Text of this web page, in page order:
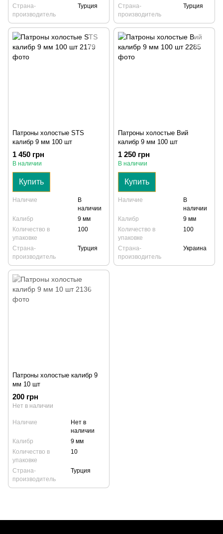
Страна-
производитель
Турция
Страна-
производитель
Турция
Патроны холостые STS
калибр 9 мм 100 шт
1 450 грн
В наличии
Купить
Наличие
В
наличии
Калибр
9 мм
Количество в
упаковке
100
Страна-
производитель
Турция
Патроны холостые Вий
калибр 9 мм 100 шт
1 250 грн
В наличии
Купить
Наличие
В
наличии
Калибр
9 мм
Количество в
упаковке
100
Страна-
производитель
Украина
Патроны холостые калибр 9
мм 10 шт
200 грн
Нет в наличии
Наличие
Нет в
наличии
Калибр
9 мм
Количество в
упаковке
10
Страна-
производитель
Турция